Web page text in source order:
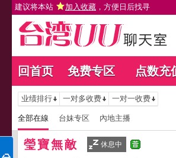
建议将本站 加入收藏 ，方便日后找寻
回首页 免费专区 点数充
业绩排行 一对多收费 一对一收费
全部在線 台妹专区 內地主播
瑩寶無敵 休息中